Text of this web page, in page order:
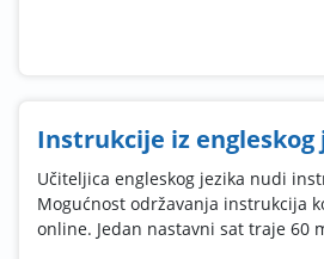
Instrukcije iz engleskog
Učiteljica engleskog jezika nudi
Mogućnost održavanja instrukcija
online. Jedan nastavni sat traje 60